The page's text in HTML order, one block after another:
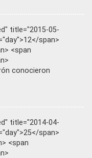
title="2015-05-
span>
<span
conocieron
title="2014-04-
span>
<span